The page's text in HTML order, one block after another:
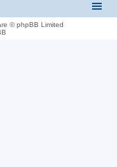
© phpBB Limited